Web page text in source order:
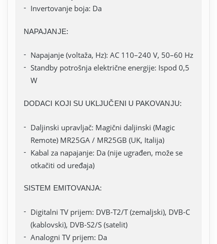
Invertovanje boja: Da
NAPAJANJE:
Napajanje (voltaža, Hz): AC 110–240 V, 50–60 Hz
Standby potrošnja električne energije: Ispod 0,5
W
DODACI KOJI SU UKLJUČENI U PAKOVANJU:
Daljinski upravljač: Magični daljinski (Magic
Remote) MR25GA / MR25GB (UK, Italija)
Kabal za napajanje: Da (nije ugrađen, može se
otkačiti od uređaja)
SISTEM EMITOVANJA:
Digitalni TV prijem: DVB-T2/T (zemaljski), DVB-C
(kablovski), DVB-S2/S (satelit)
Analogni TV prijem: Da